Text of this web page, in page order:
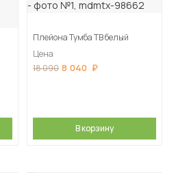
Плейона Тумба ТВ белый
Цена
18 090 8 040
В корзину